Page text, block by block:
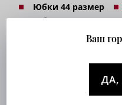
Юбки 44 размер
Юбки 48 размер
Юбки 52 размер
Юбки на резинке
Юбки с высокой
Ваш
ДА,